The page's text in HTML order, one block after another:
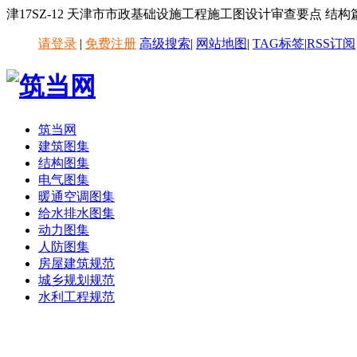
津17SZ-12 天津市市政基础设施工程施工图设计审查要点 结构
请登录 | 免费注册 高级搜索| 网站地图| TAG标签|RSS订阅
筑当网
建筑图集
结构图集
电气图集
暖通空调图集
给水排水图集
动力图集
人防图集
房屋建筑规范
城乡规划规范
水利工程规范